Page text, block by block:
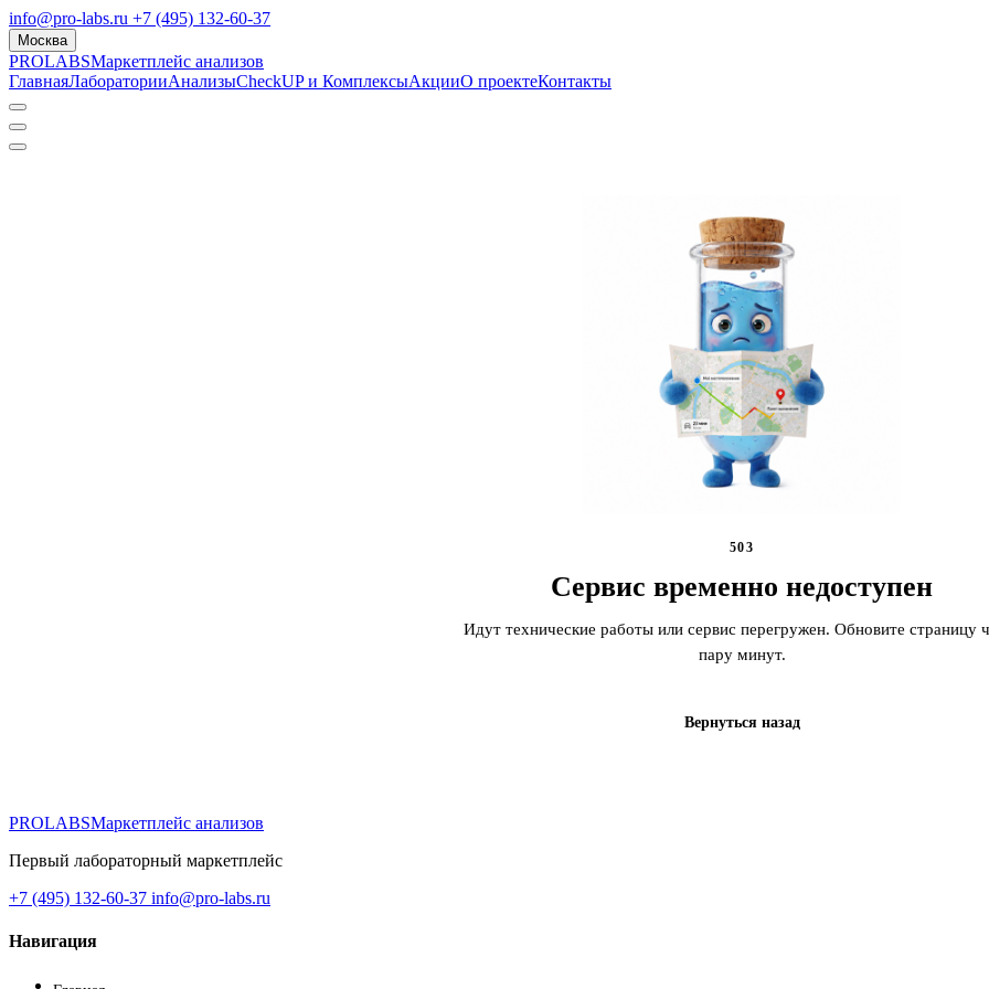
info@pro-labs.ru +7 (495) 132-60-37
Москва
PROLABSМаркетплейс анализов
ГлавнаяЛабораторииАнализыCheckUP и КомплексыАкцииО проектеКонтакты
503
Сервис временно недоступен
Идут технические работы или сервис перегружен. Обновите страницу
пару минут.
Вернуться назад
PROLABSМаркетплейс анализов
Первый лабораторный маркетплейс
+7 (495) 132-60-37 info@pro-labs.ru
Навигация